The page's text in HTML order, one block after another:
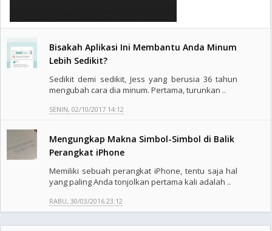
Bisakah Aplikasi Ini Membantu Anda Minum
Lebih Sedikit?
Sedikit demi sedikit, Jess yang berusia 36 tahun
mengubah cara dia minum. Pertama, turunkan ..
SENIN, 02/10/2017 14:12
Mengungkap Makna Simbol-Simbol di Balik
Perangkat iPhone
Memiliki sebuah perangkat iPhone, tentu saja hal
yang paling Anda tonjolkan pertama kali adalah ..
RABU, 30/03/2016 23:12